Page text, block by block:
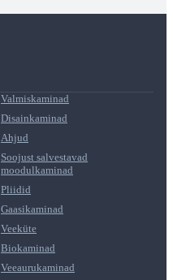
Valmiskaminad
Disainkaminad
Ahjud
Soojust salvestavad
moodulkaminad
Pliidid
Gaasikaminad
Veeküte
Biokaminad
Veeaurukaminad